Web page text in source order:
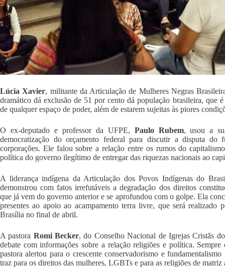
Lúcia Xavier, militante da Articulação de Mulheres Negras
dramático dá exclusão de 51 por cento dá população brasileira, que
de qualquer espaço de poder, além de estarem sujeitas às piores
O ex-deputado e professor da UFPE, Paulo Rubem, usou a
democratização do orçamento federal para discutir a disputa do
corporações. Ele falou sobre a relação entre os rumos do
política do governo ilegítimo de entregar das riquezas nacionais ao
A liderança indígena da Articulação dos Povos Indígenas do
demonstrou com fatos irrefutáveis a degradação dos direitos
que já vem do governo anterior e se aprofundou com o golpe. Ela
presentes ao apoio ao acampamento terra livre, que será realizado
Brasília no final de abril.
A pastora Romi Becker, do Conselho Nacional de Igrejas Cristãs
debate com informações sobre a relação religiões e política.
pastora alertou para o crescente conservadorismo e
traz para os direitos das mulheres, LGBTs e para as religiões de matriz